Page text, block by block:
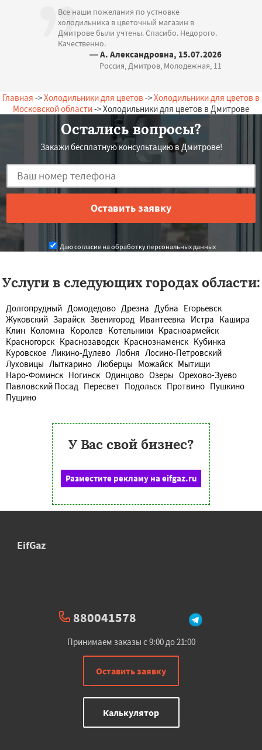
Все наши пожелания по устновке
холодильника в цветочный магазин в
Дмитрове были учтены. Спасибо. Недорого.
Качественно.
— А. Александровна, 15.07.2026
Россия, Дмитров, Молодежная, 11
Главная ->Холодильники для цветов ->Холодильники для цветов в
Московской области-> Холодильники для цветов в Дмитрове
Остались вопросы?
Закажи бесплатную консультацию в Дмитрове!
Даю согласие на обработку персональных данных
Услуги в следующих городах области:
Долгопрудный Домодедово Дрезна Дубна Егорьевск
Жуковский Зарайск Звенигород Ивантеевка Истра Кашира
Клин Коломна Королев Котельники Красноармейск
Красногорск Краснозаводск Краснознаменск Кубинка
Куровское Ликино-Дулево Лобня Лосино-Петровский
Луховицы Лыткарино Люберцы Можайск Мытищи
Наро-Фоминск Ногинск Одинцово Озеры Орехово-Зуево
Павловский Посад Пересвет Подольск Протвино Пушкино
Пущино
У Вас свой бизнес?
Разместите рекламу на eifgaz.ru
EifGaz
880041578
Принимаем заказы с 9:00 до 21:00
Оставить заявку
Калькулятор